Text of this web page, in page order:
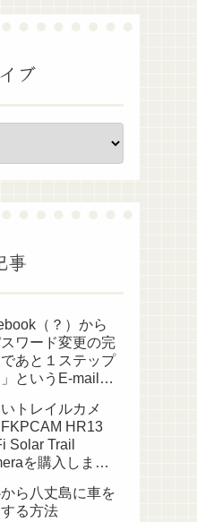
ブ
事
（？）から
スワード変更の完
あと１ステップ
というE-mailが
トレイルカメ
HR13
Solar Trail
を購入しまし
ら八丈島に車を
る方法